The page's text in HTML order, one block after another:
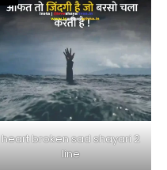
heart broken sad shayari 2
line